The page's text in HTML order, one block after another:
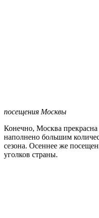
посещения Москвы
Конечно, Москва
наполнено большим
сезона. Осеннее же
уголков страны.